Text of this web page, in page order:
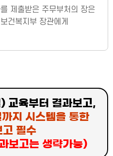
제출받은 주무부처의 장은
건복지부 장관에게
육부터 결과보고,
지 시스템을 통한
고 필수
보고는 생략가능)